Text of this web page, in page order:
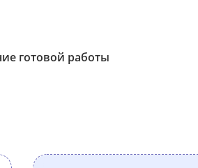
готовой работы